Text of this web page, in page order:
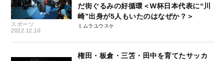
スポーツ
2022.12.10
だ街ぐるみの好循環＜W杯日本代表に“川
崎”出身が5人もいたのはなぜか？＞
ミムラユウスケ
権田・板倉・三笘・田中を育てたサッカ